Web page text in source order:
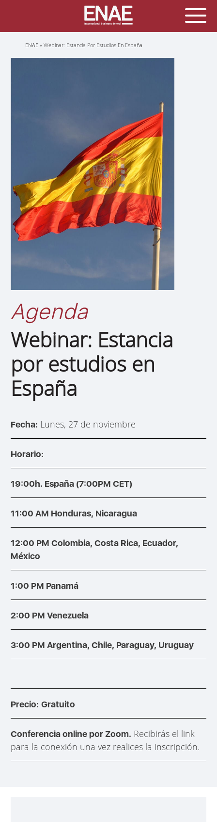
Sobrescribir
ayuda
ENAE Webinar: Estancia Por Estudios En España
Agenda
Webinar: Estancia
por estudios en
España
Fecha: Lunes, 27 de noviembre
Horario:
19:00h. España (7:00PM CET)
11:00 AM Honduras, Nicaragua
12:00 PM Colombia, Costa Rica, Ecuador,
México
1:00 PM Panamá
2:00 PM Venezuela
3:00 PM Argentina, Chile, Paraguay, Uruguay
Precio: Gratuito
Conferencia online por Zoom. Recibirás el link
para la conexión una vez realices la inscripción.